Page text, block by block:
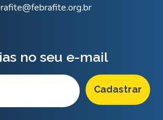
no seu e-mail